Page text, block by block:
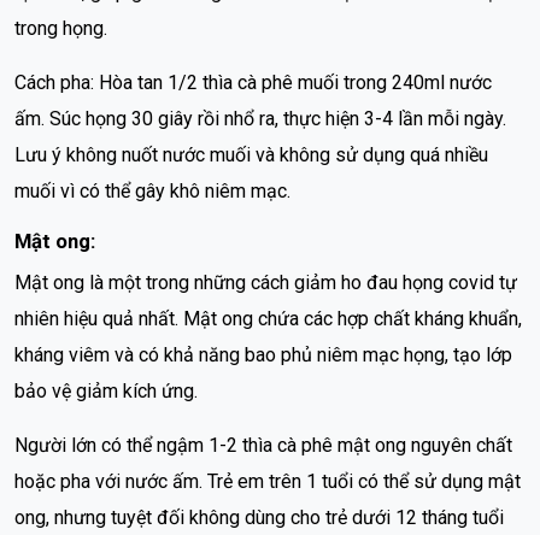
trong họng.
Cách pha: Hòa tan 1/2 thìa cà phê muối trong 240ml nước
ấm. Súc họng 30 giây rồi nhổ ra, thực hiện 3-4 lần mỗi ngày.
Lưu ý không nuốt nước muối và không sử dụng quá nhiều
muối vì có thể gây khô niêm mạc.
Mật ong:
Mật ong là một trong những cách giảm ho đau họng covid tự
nhiên hiệu quả nhất. Mật ong chứa các hợp chất kháng khuẩn,
kháng viêm và có khả năng bao phủ niêm mạc họng, tạo lớp
bảo vệ giảm kích ứng.
Người lớn có thể ngậm 1-2 thìa cà phê mật ong nguyên chất
hoặc pha với nước ấm. Trẻ em trên 1 tuổi có thể sử dụng mật
ong, nhưng tuyệt đối không dùng cho trẻ dưới 12 tháng tuổi